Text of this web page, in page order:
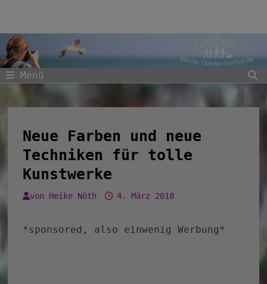
springen
Menü
Neue Farben und neue
Techniken für tolle
Kunstwerke
von Heike Nöth 4. März 2018
*sponsored, also einwenig Werbung*